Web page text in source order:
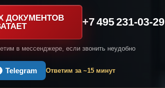
ДОКУМЕНТОВ
+7 495 231-03-29
в мессенджере, если звонить неудобно
Telegram Ответим за ~15 минут